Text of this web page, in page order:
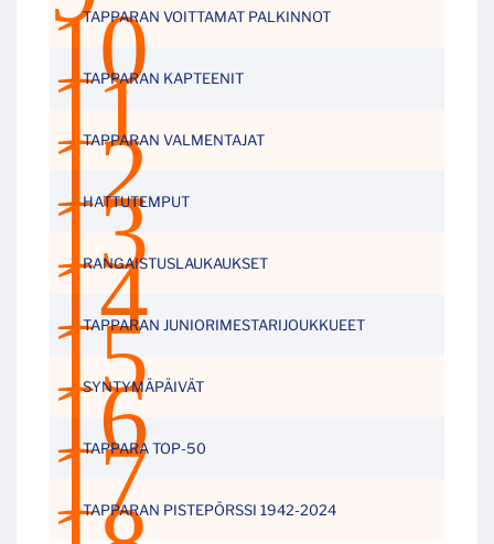
TAPPARAN VOITTAMAT PALKINNOT
TAPPARAN KAPTEENIT
TAPPARAN VALMENTAJAT
HATTUTEMPUT
RANGAISTUSLAUKAUKSET
TAPPARAN JUNIORIMESTARIJOUKKUEET
SYNTYMÄPÄIVÄT
TAPPARA TOP-50
TAPPARAN PISTEPÖRSSI 1942-2024